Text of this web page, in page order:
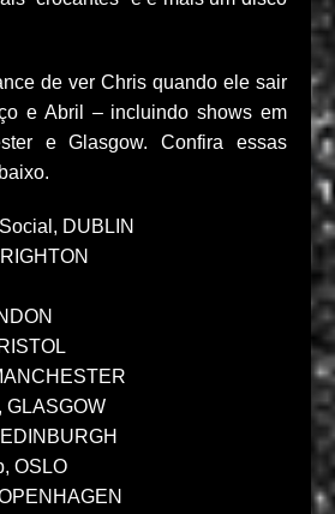
de ver Chris quando ele sair
e Abril – incluindo shows em
e Glasgow. Confira essas
DUBLIN
GLASGOW
OSLO